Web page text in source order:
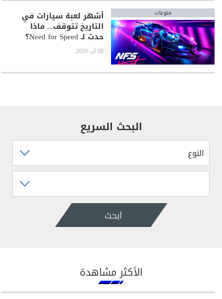
منوعات أشهر لعبة سيارات في
التاريخ تتوقف... ماذا
حدث لـ Need for Speed؟
08 آب 2026
البحث السريع
ابحث
الأكثر مشاهدة